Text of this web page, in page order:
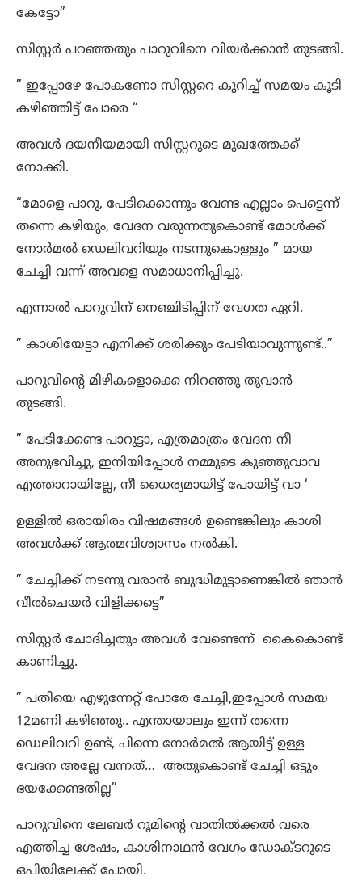
കേട്ടോ”
സിസ്റ്റർ പറഞ്ഞതും പാറുവിനെ വിയർക്കാൻ തുടങ്ങി.
” ഇപ്പോഴേ പോകണോ സിസ്റ്ററെ കുറിച്ച് സമയം കൂടി
കഴിഞ്ഞിട്ട് പോരെ “
അവൾ ദയനീയമായി സിസ്റ്ററുടെ മുഖത്തേക്ക്
നോക്കി.
“മോളെ പാറു, പേടിക്കൊന്നും വേണ്ട എല്ലാം പെട്ടെന്ന്
തന്നെ കഴിയും, വേദന വരുന്നതുകൊണ്ട് മോൾക്ക്
നോർമൽ ഡെലിവറിയും നടന്നുകൊള്ളും ” മായ
ചേച്ചി വന്ന് അവളെ സമാധാനിപ്പിച്ചു.
എന്നാൽ പാറുവിന് നെഞ്ചിടിപ്പിന് വേഗത ഏറി.
” കാശിയേട്ടാ എനിക്ക് ശരിക്കും പേടിയാവുന്നുണ്ട്..”
പാറുവിന്റെ മിഴികളൊക്കെ നിറഞ്ഞു തൂവാൻ
തുടങ്ങി.
” പേടിക്കേണ്ട പാറൂട്ടാ, എത്രമാത്രം വേദന നീ
അനുഭവിച്ചു, ഇനിയിപ്പോൾ നമ്മുടെ കുഞ്ഞുവാവ
എത്താറായില്ലേ, നീ ധൈര്യമായിട്ട് പോയിട്ട് വാ ‘
ഉള്ളിൽ ഒരായിരം വിഷമങ്ങൾ ഉണ്ടെങ്കിലും കാശി
അവൾക്ക് ആത്മവിശ്വാസം നൽകി.
” ചേച്ചിക്ക് നടന്നു വരാൻ ബുദ്ധിമുട്ടാണെങ്കിൽ ഞാൻ
വീൽചെയർ വിളിക്കട്ടെ”
സിസ്റ്റർ ചോദിച്ചതും അവൾ വേണ്ടെന്ന് കൈകൊണ്ട്
കാണിച്ചു.
” പതിയെ എഴുന്നേറ്റ് പോരേ ചേച്ചി,ഇപ്പോൾ സമയ
12മണി കഴിഞ്ഞു.. എന്തായാലും ഇന്ന് തന്നെ
ഡെലിവറി ഉണ്ട്, പിന്നെ നോർമൽ ആയിട്ട് ഉള്ള
വേദന അല്ലേ വന്നത്… അതുകൊണ്ട് ചേച്ചി ഒട്ടും
ഭയക്കേണ്ടതില്ല”
പാറുവിനെ ലേബർ റൂമിന്റെ വാതിൽക്കൽ വരെ
എത്തിച്ച ശേഷം, കാശിനാഥൻ വേഗം ഡോക്ടറുടെ
ഒപിയിലേക്ക് പോയി.